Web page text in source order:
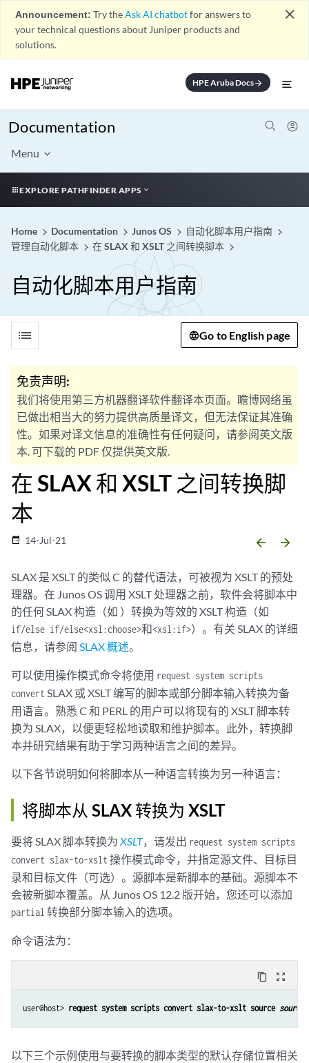
Announcement: Try theAsk AI chatbotfor answers to
your technical questions about Juniper products and
solutions.
close
HPE Aruba Docsarrow_forward
Documentation
Menu
EXPLORE PATHFINDER APPS
Home Documentation Junos OS
自动化脚本用户指南
管理自动化脚本
在 SLAX 和 XSLT 之间转换脚本
自动化脚本用户指南
list Go to English page
免责声明:
我们将使用第三方机器翻译软件翻译本页面。瞻博网络虽
已做出相当大的努力提供高质量译文，但无法保证其准确
性。如果对译文信息的准确性有任何疑问，请参阅英文版
本. 可下载的 PDF 仅提供英文版.
在 SLAX 和 XSLT 之间转换脚
本
date_range 14-Jul-21 arrow_backward arrow_forward
SLAX 是 XSLT 的类似 C 的替代语法，可被视为 XSLT 的预处
理器。在 Junos OS 调用 XSLT 处理器之前，软件会将脚本中
的任何 SLAX 构造（如 ）转换为等效的 XSLT 构造（如
if/else if/else<xsl:choose>和<xsl:if>）。有关 SLAX 的详细
信息，请参阅 SLAX 概述。
可以使用操作模式命令将使用 request system scripts
convertSLAX 或 XSLT 编写的脚本或部分脚本输入转换为备
用语言。熟悉 C 和 PERL 的用户可以将现有的 XSLT 脚本转
换为 SLAX，以便更轻松地读取和维护脚本。此外，转换脚
本并研究结果有助于学习两种语言之间的差异。
以下各节说明如何将脚本从一种语言转换为另一种语言：
将脚本从 SLAX 转换为 XSLT
要将 SLAX 脚本转换为 XSLT，请发出 request system scripts
convert slax-to-xslt操作模式命令，并指定源文件、目标目
录和目标文件（可选）。源脚本是新脚本的基础。源脚本不
会被新脚本覆盖。从 Junos OS 12.2 版开始，您还可以添加
partial 转换部分脚本输入的选项。
命令语法为：
content_copy zoom_out_map
user@host> request system scripts convert slax-to-xslt source
以下三个示例使用与要转换的脚本类型的默认存储位置相关